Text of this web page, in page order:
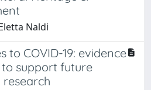
Naldi
to COVID-19: evidence
support future